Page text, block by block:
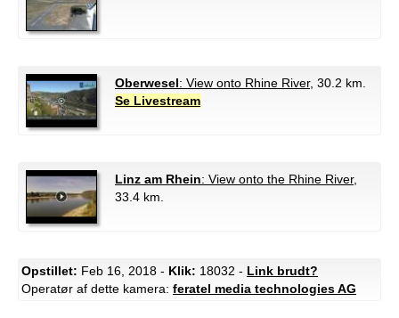
Oberwesel: View onto Rhine River, 30.2 km.
Se Livestream
Linz am Rhein: View onto the Rhine River,
33.4 km.
Opstillet: Feb 16, 2018 - Klik: 18032 - Link brudt?
Operatør af dette kamera: feratel media technologies AG